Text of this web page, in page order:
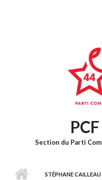
Section du Parti
Menu principal
STÉPHANE CAILLEAU